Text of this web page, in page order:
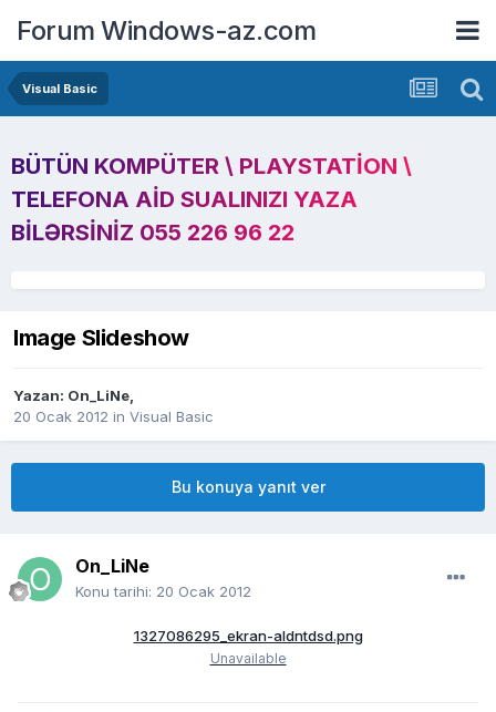
Forum Windows-az.com
Visual Basic
BÜTÜN KOMPÜTER \ PLAYSTATION \
TELEFONA AID SUALINIZI YAZA
BILƏRSINIZ 055 226 96 22
Image Slideshow
Yazan: On_LiNe,
20 Ocak 2012 in Visual Basic
Bu konuya yanıt ver
On_LiNe
Konu tarihi: 20 Ocak 2012
1327086295_ekran-aldntdsd.png
Unavailable